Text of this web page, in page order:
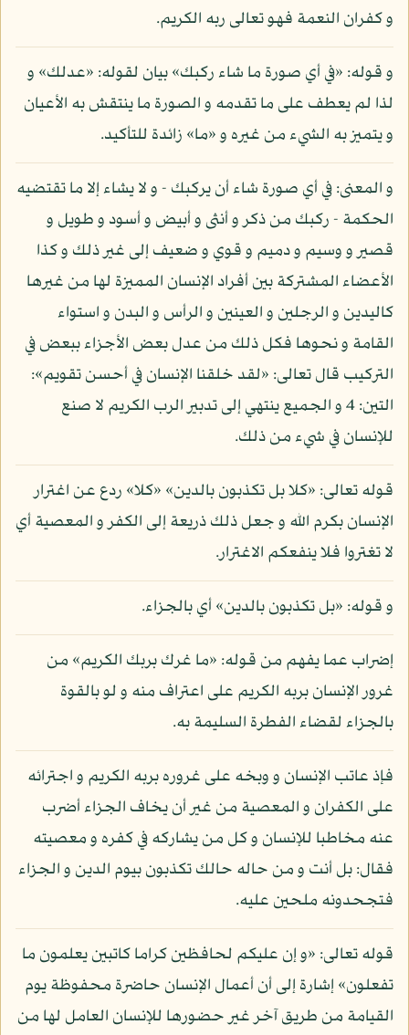
و كفران النعمة فهو تعالى ربه الكريم.
و قوله: «في أي صورة ما شاء ركبك» بيان لقوله: «عدلك» و
لذا لم يعطف على ما تقدمه و الصورة ما ينتقش به الأعيان
و يتميز به الشيء من غيره و «ما» زائدة للتأكيد.
و المعنى: في أي صورة شاء أن يركبك - و لا يشاء إلا ما تقتضيه
الحكمة - ركبك من ذكر و أنثى و أبيض و أسود و طويل و
قصير و وسيم و دميم و قوي و ضعيف إلى غير ذلك و كذا
الأعضاء المشتركة بين أفراد الإنسان المميزة لها من غيرها
كاليدين و الرجلين و العينين و الرأس و البدن و استواء
القامة و نحوها فكل ذلك من عدل بعض الأجزاء ببعض في
التركيب قال تعالى: «لقد خلقنا الإنسان في أحسن تقويم»:
التين: 4 و الجميع ينتهي إلى تدبير الرب الكريم لا صنع
للإنسان في شيء من ذلك.
قوله تعالى: «كلا بل تكذبون بالدين» «كلا» ردع عن اغترار
الإنسان بكرم الله و جعل ذلك ذريعة إلى الكفر و المعصية أي
لا تغتروا فلا ينفعكم الاغترار.
و قوله: «بل تكذبون بالدين» أي بالجزاء.
إضراب عما يفهم من قوله: «ما غرك بربك الكريم» من
غرور الإنسان بربه الكريم على اعتراف منه و لو بالقوة
بالجزاء لقضاء الفطرة السليمة به.
فإذ عاتب الإنسان و وبخه على غروره بربه الكريم و اجترائه
على الكفران و المعصية من غير أن يخاف الجزاء أضرب
عنه مخاطبا للإنسان و كل من يشاركه في كفره و معصيته
فقال: بل أنت و من حاله حالك تكذبون بيوم الدين و الجزاء
فتجحدونه ملحين عليه.
قوله تعالى: «و إن عليكم لحافظين كراما كاتبين يعلمون ما
تفعلون» إشارة إلى أن أعمال الإنسان حاضرة محفوظة يوم
القيامة من طريق آخر غير حضورها للإنسان العامل لها من